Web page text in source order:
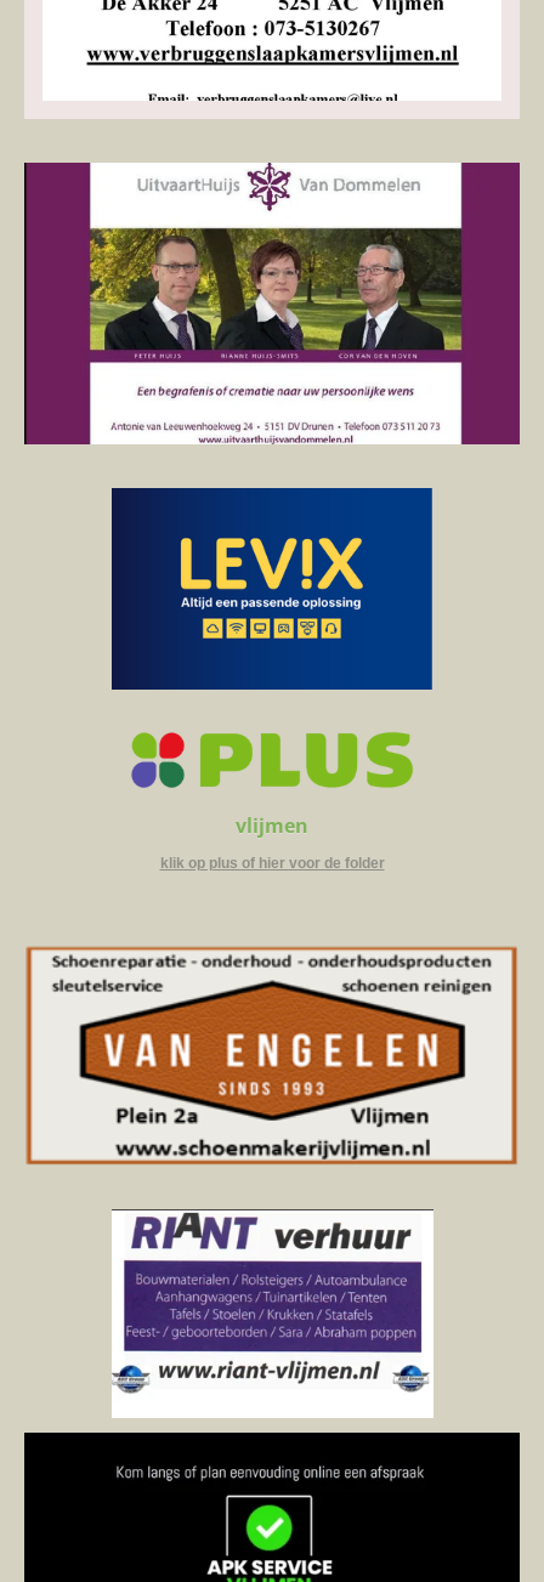
vlijmen
klik op plus of hier voor de folder